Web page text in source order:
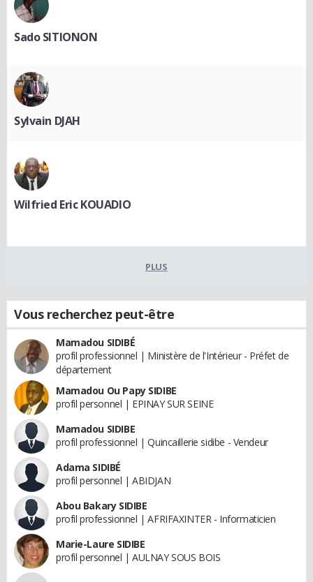
Sado SITIONON
Sylvain DJAH
Wilfried Eric KOUADIO
PLUS
Vous recherchez peut-être
Mamadou SIDIBÉ
profil professionnel | Ministère de l'Intérieur - Préfet de
département
Mamadou Ou Papy SIDIBE
profil personnel | EPINAY SUR SEINE
Mamadou SIDIBE
profil professionnel | Quincaillerie sidibe - Vendeur
Adama SIDIBÉ
profil personnel | ABIDJAN
Abou Bakary SIDIBE
profil professionnel | AFRIFAXINTER - Informaticien
Marie-Laure SIDIBE
profil personnel | AULNAY SOUS BOIS